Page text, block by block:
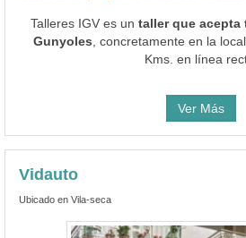
Talleres IGV es un taller que acepta
Gunyoles , concretamente en la
Kms. en línea
Ver Más
Vidauto
Ubicado en Vila-seca